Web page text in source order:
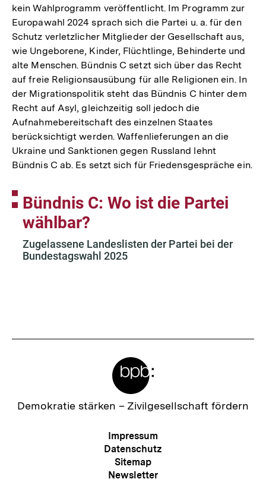
kein Wahlprogramm veröffentlicht. Im Programm zur
Europawahl 2024 sprach sich die Partei u. a. für den
Schutz verletzlicher Mitglieder der Gesellschaft aus,
wie Ungeborene, Kinder, Flüchtlinge, Behinderte und
alte Menschen. Bündnis C setzt sich über das Recht
auf freie Religionsausübung für alle Religionen ein. In
der Migrationspolitik steht das Bündnis C hinter dem
Recht auf Asyl, gleichzeitig soll jedoch die
Aufnahmebereitschaft des einzelnen Staates
berücksichtigt werden. Waffenlieferungen an die
Ukraine und Sanktionen gegen Russland lehnt
Bündnis C ab. Es setzt sich für Friedensgespräche ein.
Zur
Demokratie stärken – Zivilgesellschaft fördern
Meta-
Navigation
Impressum
Datenschutz
Sitemap
Newsletter